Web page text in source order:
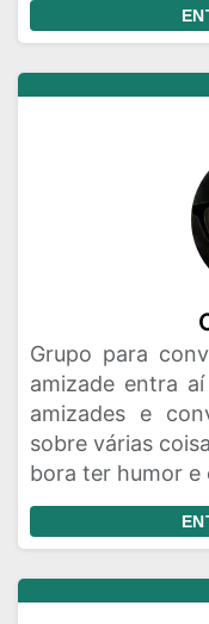
Grupo para
amizade entra
amizades e
sobre várias
bora ter humor e